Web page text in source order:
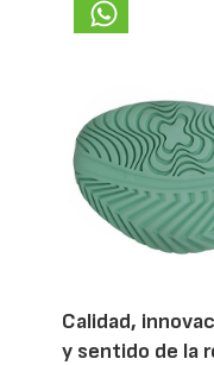
Calidad,
y sentido de la